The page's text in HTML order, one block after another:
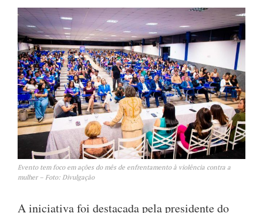
Evento tem foco em ações do mês de enfrentamento à violência contra a
mulher – Foto: Divulgação
A iniciativa foi destacada pela presidente do